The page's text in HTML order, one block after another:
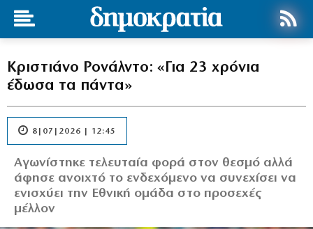
Κριστιάνο Ρονάλντο: «Για 23 χρόνια
έδωσα τα πάντα»
8|07|2026 | 12:45
Αγωνίστηκε τελευταία φορά στον θεσμό αλλά
άφησε ανοιχτό το ενδεχόμενο να συνεχίσει να
ενισχύει την Εθνική ομάδα στο προσεχές
μέλλον